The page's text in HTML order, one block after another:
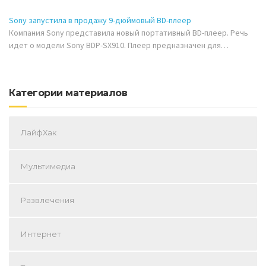
Sony запустила в продажу 9-дюймовый BD-плеер
Компания Sony представила новый портативный BD-плеер. Речь
идет о модели Sony BDP-SX910. Плеер предназначен для…
Категории материалов
ЛайфХак
Мультимедиа
Развлечения
Интернет